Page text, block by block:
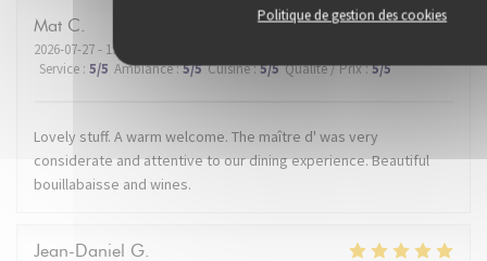
Politique de gestion des cookies
Mat C
2026-07-27- 19:30 - Couverts 2
Service : 5/5 Ambiance:5/5 Cuisine:5/5 Qualité / Prix:5/5
Lovely stuff. A warm welcome. The maître d' was very
considerate and attentive to our dining experience. Beautiful
bouillabaisse and wines.
Jean-Daniel G